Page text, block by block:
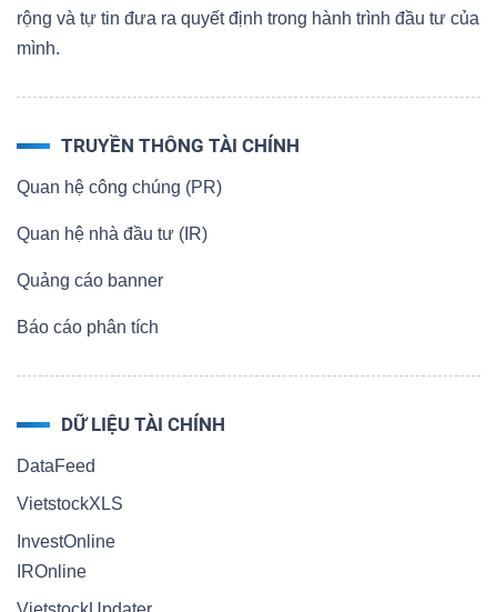
rộng và tự tin đưa ra quyết định trong hành trình đầu tư của
mình.
TRUYỀN THÔNG TÀI CHÍNH
Quan hệ công chúng (PR)
Quan hệ nhà đầu tư (IR)
Quảng cáo banner
Báo cáo phân tích
DỮ LIỆU TÀI CHÍNH
DataFeed
VietstockXLS
InvestOnline
IROnline